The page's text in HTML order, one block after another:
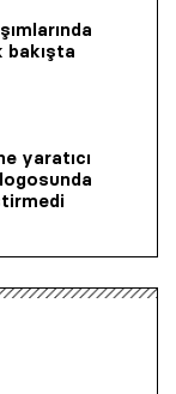
yaratıcı